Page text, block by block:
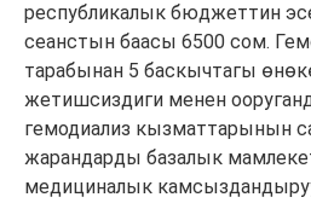
республикалык бюджеттин
сеанстын баасы 6500 сом.
тарабынан 5 баскычтагы
жетишсиздиги менен
гемодиализ кызматтарынын
жарандарды базалык
медициналык